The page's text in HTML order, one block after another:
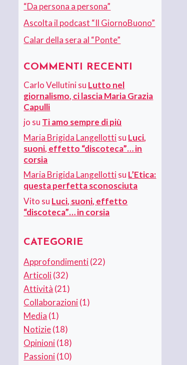
“Da persona a persona”
Ascolta il podcast “Il GiornoBuono”
Calar della sera al “Ponte”
COMMENTI RECENTI
Carlo Vellutinisu Lutto nel
giornalismo, ci lascia Maria Grazia
Capulli
jo su Ti amo sempre di più
Maria Brigida Langellottisu Luci,
suoni, effetto “discoteca”… in
corsia
Maria Brigida Langellottisu L’Etica:
questa perfetta sconosciuta
Vito su Luci, suoni, effetto
“discoteca”… in corsia
CATEGORIE
Approfondimenti(22)
Articoli(32)
Attività (21)
Collaborazioni(1)
Media (1)
Notizie(18)
Opinioni(18)
Passioni(10)